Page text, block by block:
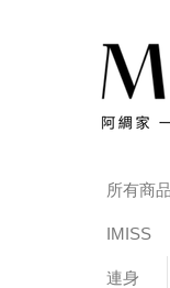
所有商品
IMISS
連身